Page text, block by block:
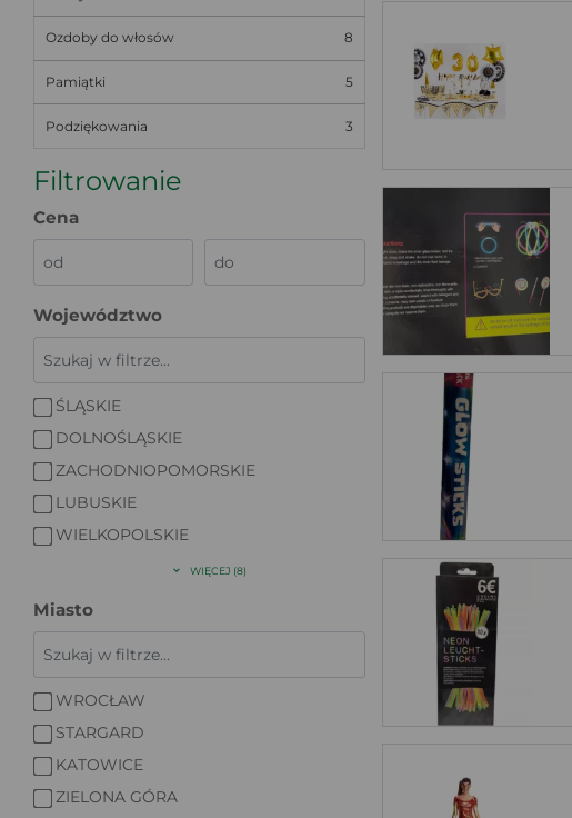
Ozdoby do włosów 8
Pamiątki 5
Podziękowania 3
Filtrowanie
Cena
Województwo
ŚLĄSKIE
DOLNOŚLĄSKIE
ZACHODNIOPOMORSKIE
LUBUSKIE
WIELKOPOLSKIE
WIĘCEJ (8)
Miasto
WROCŁAW
STARGARD
KATOWICE
ZIELONA GÓRA